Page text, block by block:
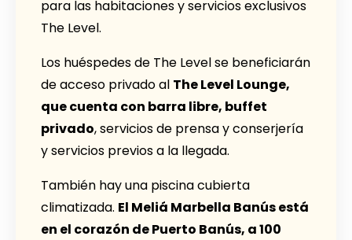
para las habitaciones y servicios exclusivos
The Level.
Los huéspedes de The Level se beneficiarán
de acceso privado al The Level Lounge,
que cuenta con barra libre, buffet
privado, servicios de prensa y conserjería
y servicios previos a la llegada.
También hay una piscina cubierta
climatizada. El Meliá Marbella Banús está
en el corazón de Puerto Banús, a 100